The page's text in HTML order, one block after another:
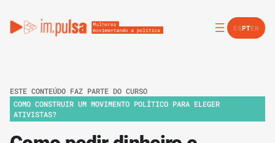
ESPTEN
ESTE CONTEÚDO FAZ PARTE DO CURSO
COMO CONSTRUIR UM MOVIMENTO POLÍTICO PARA ELEGER
ATIVISTAS?